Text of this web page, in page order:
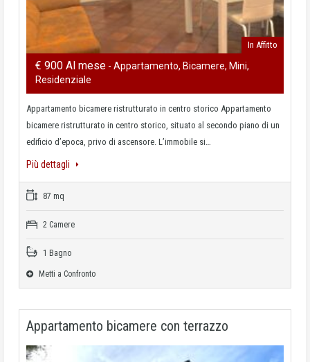
In Affitto
€ 900 Al mese - Appartamento, Bicamere, Mini,
Residenziale
Appartamento bicamere ristrutturato in centro storico Appartamento
bicamere ristrutturato in centro storico, situato al secondo piano di un
edificio d’epoca, privo di ascensore. L’immobile si…
Più dettagli
87 mq
2 Camere
1 Bagno
Metti a Confronto
Appartamento bicamere con terrazzo